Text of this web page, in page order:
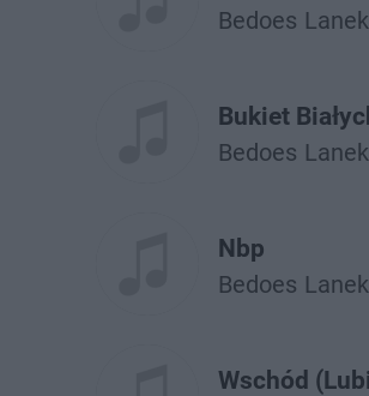
Bedoes Lanek
Bukiet
Bedoes Lanek
Nbp
Bedoes Lanek
Wschód